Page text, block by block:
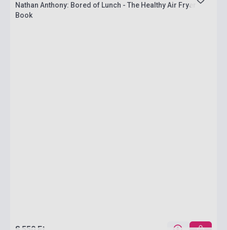
Nathan Anthony: Bored of Lunch - The Healthy Air Fryer
Book